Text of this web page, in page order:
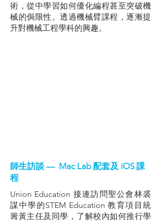
術，從中學習如何優化編程甚至突破機
械的侷限性。透過機械臂課程，逐漸提
升對機械工程學科的興趣。
師生訪談 — Mac Lab 配套及 iOS 課
程
Union Education 接連訪問聖公會林裘
謀中學的STEM Education 教育項目統
籌黃主任及同學，了解校內如何推行學